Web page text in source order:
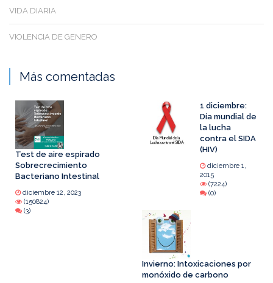
VIDA DIARIA
VIOLENCIA DE GENERO
Más comentadas
Test de aire espirado
Sobrecrecimiento
Bacteriano Intestinal
diciembre 12, 2023
(150824)
(3)
1 diciembre:
Día mundial de
la lucha
contra el SIDA
(HIV)
diciembre 1,
2015
(7224)
(0)
Invierno: Intoxicaciones por
monóxido de carbono